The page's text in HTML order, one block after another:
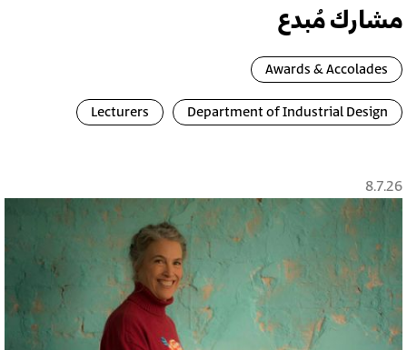
مشارك مُبدع
Awards & Accolades
Department of Industrial Design
Lecturers
8.7.26